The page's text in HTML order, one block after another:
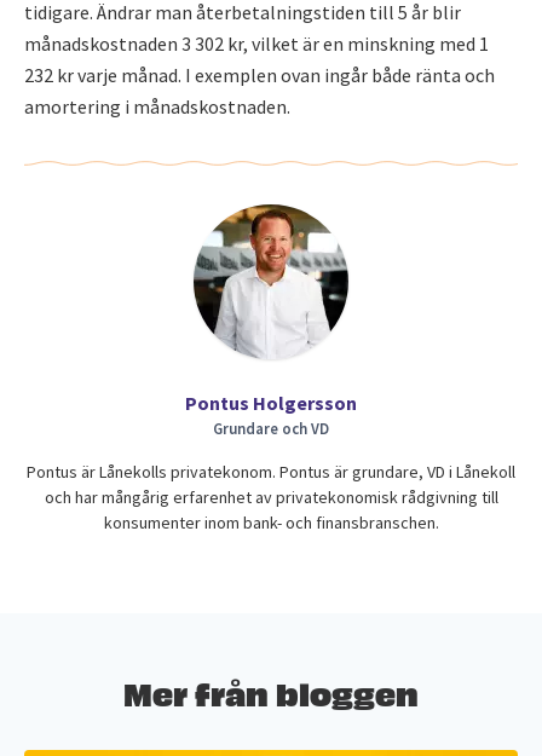
tidigare. Ändrar man återbetalningstiden till 5 år blir
månadskostnaden 3 302 kr, vilket är en minskning med 1
232 kr varje månad. I exemplen ovan ingår både ränta och
amortering i månadskostnaden.
Pontus Holgersson
Grundare och VD
Pontus är Lånekolls privatekonom. Pontus är grundare, VD i Lånekoll
och har mångårig erfarenhet av privatekonomisk rådgivning till
konsumenter inom bank- och finansbranschen.
Mer från bloggen